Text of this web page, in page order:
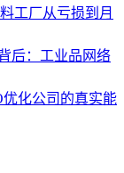
工厂从亏损到月
后：工业品网络
化公司的真实能